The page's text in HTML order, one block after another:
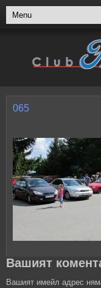
065
Вашият
Вашият имейл адрес